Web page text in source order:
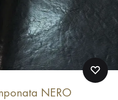
NERO